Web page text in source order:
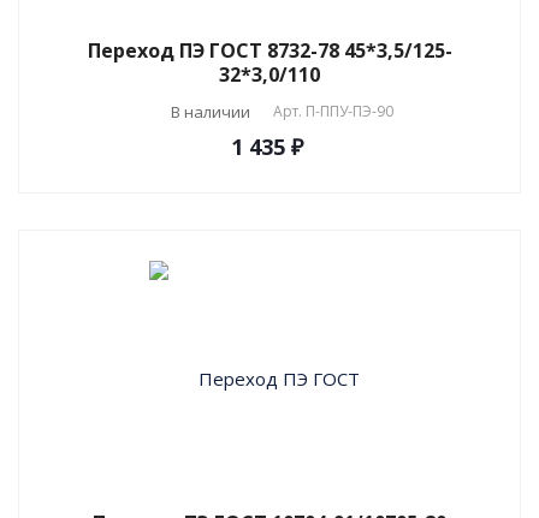
Переход ПЭ ГОСТ 8732-78 45*3,5/125-
32*3,0/110
В наличии Арт. П-ППУ-ПЭ-90
1 435 ₽